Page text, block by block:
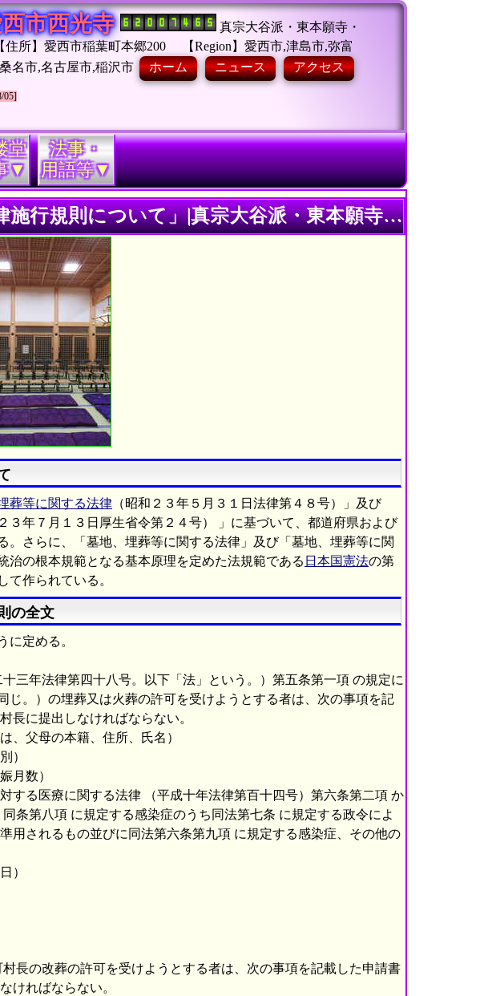
市西光寺
真宗大谷派・東本願寺・
住所】愛西市稲葉町本郷200 【Region】愛西市,津島市,弥富
名市,名古屋市,稲沢市
ホーム ニュース アクセス
05]
堂
▼
法事・
用語等▼
ついて」|真宗大谷派・東本願寺・浄土真宗愛西市西光寺
葬等に関する法律 （昭和２３年５月３１日法律第４８号）」及び
２３年７月１３日厚生省令第２４号） 」に基づいて、都道府県および
。さらに、「墓地、埋葬等に関する法律」及び「墓地、埋葬等に関
治の根本規範となる基本原理を定めた法規範である 日本国憲法の第
て作られている。
の全文
に定める。
年法律第四十八号。以下「法」という。）第五条第一項 の規定に
じ。）の埋葬又は火葬の許可を受けようとする者は、次の事項を記
長に提出しなければならない。
父母の本籍、住所、氏名）
）
月数）
る医療に関する法律 （平成十年法律第百十四号）第六条第二項 か
条第八項 に規定する感染症のうち同法第七条 に規定する政令によ
用されるもの並びに同法第六条第九項 に規定する感染症、その他の
）
長の改葬の許可を受けようとする者は、次の事項を記載した申請書
ければならない。